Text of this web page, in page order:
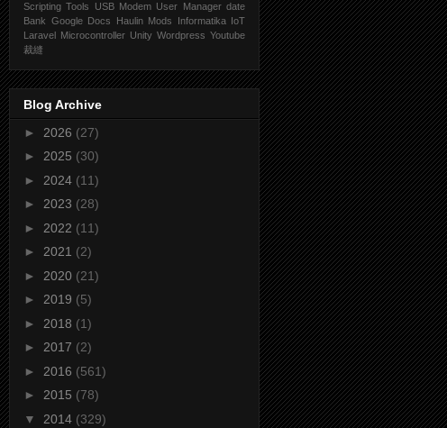
Scripting Tools USB Modem User Manager date
Bank Google Docs Haulin Mods Informatika IoT
Laravel Microcontroller Unity Wordpress Youtube
裁縫
Blog Archive
► 2026 (27)
► 2025 (30)
► 2024 (11)
► 2023 (28)
► 2022 (11)
► 2021 (2)
► 2020 (21)
► 2019 (5)
► 2018 (1)
► 2017 (2)
► 2016 (561)
► 2015 (78)
▼ 2014 (329)